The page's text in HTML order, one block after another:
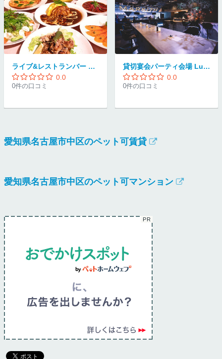
ライブ&レストランバー MEMORY LANE
0.0
0件の口コミ
貸切宴会パーティ会場 Lux(リュクス)
0.0
0件の口コミ
愛知県名古屋市中区のペット可賃貸
愛知県名古屋市中区のペット可マンション